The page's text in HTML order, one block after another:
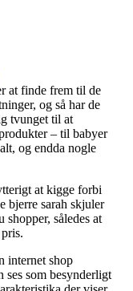
at finde frem til de
og så har de
tvunget til at
– til babyer
og endda nogle
at kigge forbi
bjerre sarah skjuler
således at
internet shop
ses som besynderligt